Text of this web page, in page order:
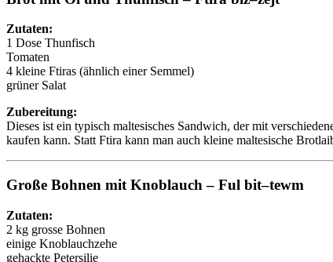
Zutaten:
1 Dose Thunfisch
Tomaten
4 kleine Ftiras (ähnlich einer Semmel)
grüner Salat
Zubereitung:
Dieses ist ein typisch maltesisches Sandwich, der mit
kaufen kann. Statt Ftira kann man auch kleine maltesische
Große Bohnen mit Knoblauch – Ful bit–tewm
Zutaten:
2 kg grosse Bohnen
einige Knoblauchzehe
gehackte Petersilie